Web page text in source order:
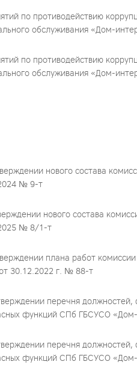
по противодействию
обслуживания «Дом-
по противодействию
обслуживания «Дом-
нового состава
№ 9-т
нового состава
№ 8/1-т
плана работ
30.12.2022 г. № 88-т
перечня
функций СПб ГБСУСО
перечня
функций СПб ГБСУСО